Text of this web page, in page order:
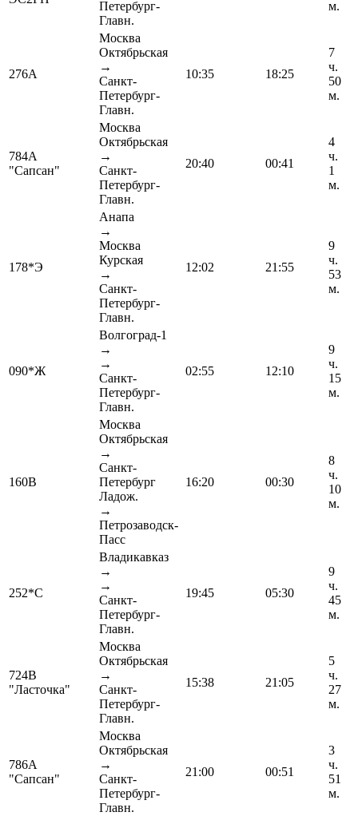
Петербург-
Главн.
м.
276А
Москва
Октябрьская
→
Санкт-
Петербург-
Главн.
10:35 18:25
7
ч.
50
м.
784А
"Сапсан"
Москва
Октябрьская
→
Санкт-
Петербург-
Главн.
20:40 00:41
4
ч.
1
м.
178*Э
Анапа
→
Москва
Курская
→
Санкт-
Петербург-
Главн.
12:02 21:55
9
ч.
53
м.
090*Ж
Волгоград-1
→
→
Санкт-
Петербург-
Главн.
02:55 12:10
9
ч.
15
м.
160В
Москва
Октябрьская
→
Санкт-
Петербург
Ладож.
→
Петрозаводск-
Пасс
16:20 00:30
8
ч.
10
м.
252*С
Владикавказ
→
→
Санкт-
Петербург-
Главн.
19:45 05:30
9
ч.
45
м.
724В
"Ласточка"
Москва
Октябрьская
→
Санкт-
Петербург-
Главн.
15:38 21:05
5
ч.
27
м.
786А
"Сапсан"
Москва
Октябрьская
→
Санкт-
Петербург-
Главн.
21:00 00:51
3
ч.
51
м.